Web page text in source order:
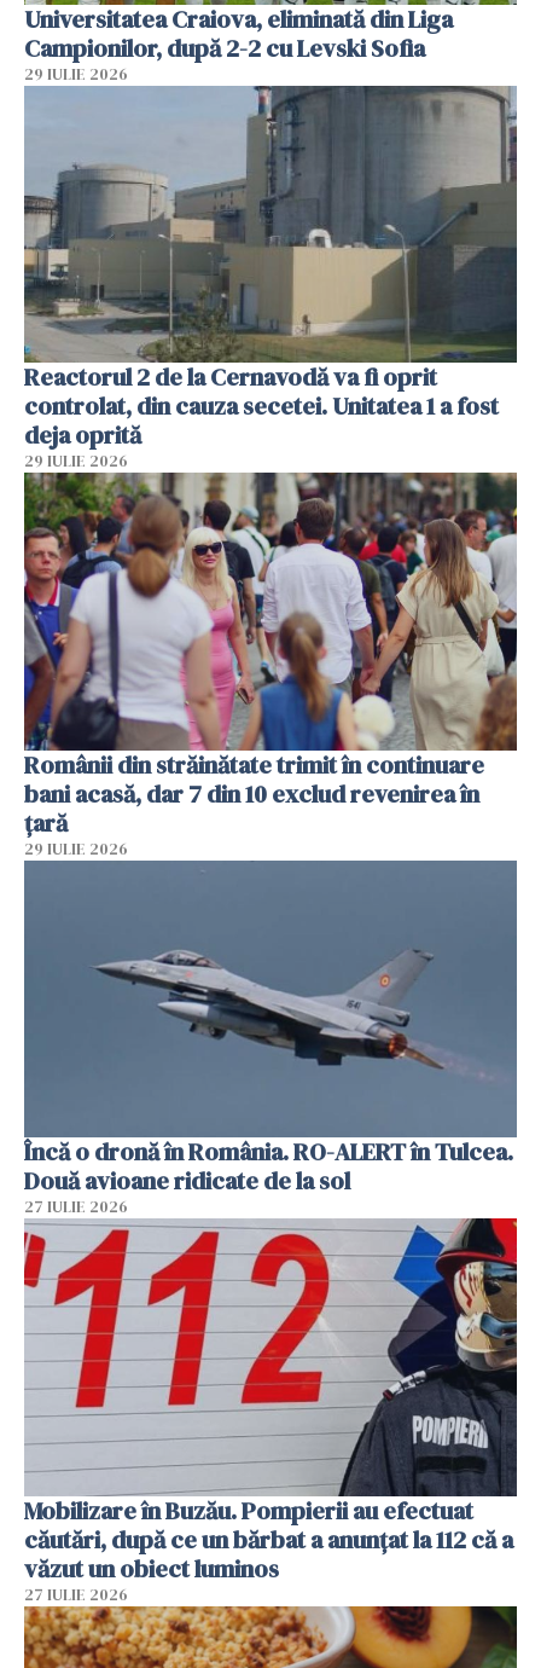
Universitatea Craiova, eliminată din Liga
Campionilor, după 2-2 cu Levski Sofia
29 IULIE 2026
Reactorul 2 de la Cernavodă va fi oprit
controlat, din cauza secetei. Unitatea 1 a fost
deja oprită
29 IULIE 2026
Românii din străinătate trimit în continuare
bani acasă, dar 7 din 10 exclud revenirea în
țară
29 IULIE 2026
Încă o dronă în România. RO-ALERT în Tulcea.
Două avioane ridicate de la sol
27 IULIE 2026
Mobilizare în Buzău. Pompierii au efectuat
căutări, după ce un bărbat a anunțat la 112 că a
văzut un obiect luminos
27 IULIE 2026